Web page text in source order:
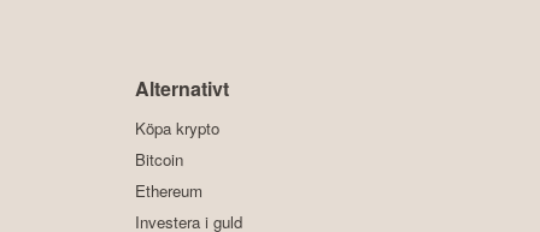
Alternativt
Köpa krypto
Bitcoin
Ethereum
Investera i guld